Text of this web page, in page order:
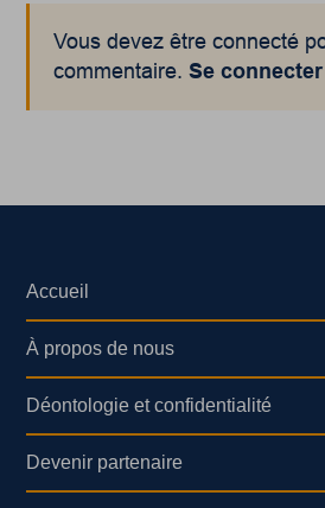
Vous devez être connecté
commentaire.Se connecter
Accueil
À propos de nous
Déontologie et confidentialité
Devenir partenaire